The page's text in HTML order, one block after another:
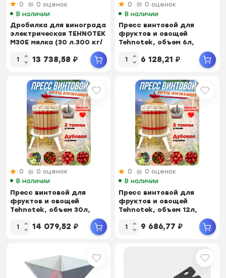
0
0 оценок
В наличии
Дробилка для винограда
электрическая TEHNOTEK
М30Е мялка (30 л.300 кг/
13 738,58 ₽
0
0 оценок
В наличии
Пресс винтовой для
фруктов и овощей
Tehnotek, объем 6л,
6 128,21 ₽
0
0 оценок
В наличии
Пресс винтовой для
фруктов и овощей
Tehnotek, объем 30л,
14 079,52 ₽
0
0 оценок
В наличии
Пресс винтовой для
фруктов и овощей
Tehnotek, объем 12л,
9 686,77 ₽